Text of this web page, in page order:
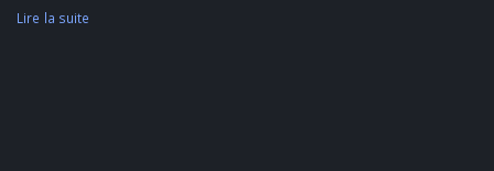
Lire la suite